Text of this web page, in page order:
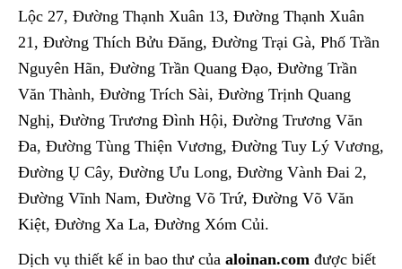
Lộc 27, Đường Thạnh Xuân 13, Đường Thạnh Xuân
21, Đường Thích Bửu Đăng, Đường Trại Gà, Phố Trần
Nguyên Hãn, Đường Trần Quang Đạo, Đường Trần
Văn Thành, Đường Trích Sài, Đường Trịnh Quang
Nghị, Đường Trương Đình Hội, Đường Trương Văn
Đa, Đường Tùng Thiện Vương, Đường Tuy Lý Vương,
Đường Ụ Cây, Đường Ưu Long, Đường Vành Đai 2,
Đường Vĩnh Nam, Đường Võ Trứ, Đường Võ Văn
Kiệt, Đường Xa La, Đường Xóm Củi.
Dịch vụ thiết kế in bao thư của aloinan.com được biết